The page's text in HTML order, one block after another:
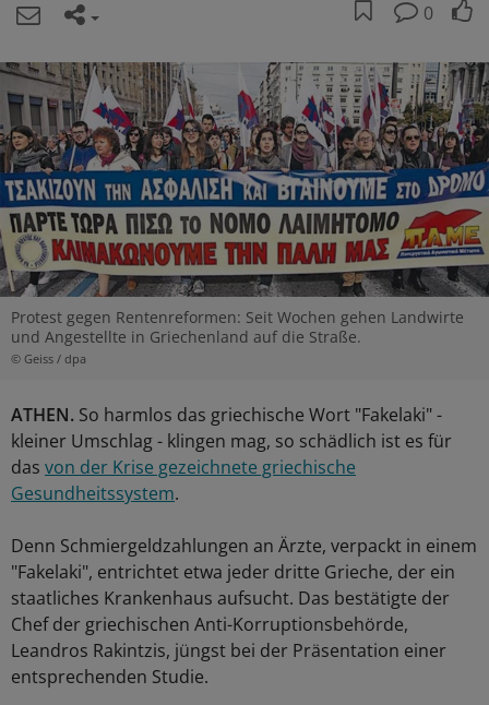
0
Protest gegen Rentenreformen: Seit Wochen gehen Landwirte
und Angestellte in Griechenland auf die Straße.
© Geiss / dpa
ATHEN. So harmlos das griechische Wort "Fakelaki" -
kleiner Umschlag - klingen mag, so schädlich ist es für
das von der Krise gezeichnete griechische
Gesundheitssystem.
Denn Schmiergeldzahlungen an Ärzte, verpackt in einem
"Fakelaki", entrichtet etwa jeder dritte Grieche, der ein
staatliches Krankenhaus aufsucht. Das bestätigte der
Chef der griechischen Anti-Korruptionsbehörde,
Leandros Rakintzis, jüngst bei der Präsentation einer
entsprechenden Studie.